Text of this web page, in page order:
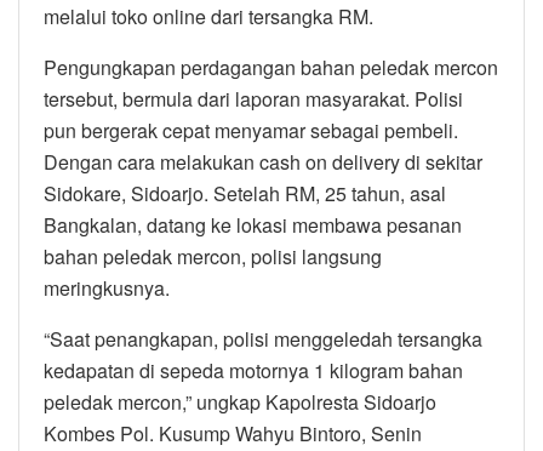
melalui toko online dari tersangka RM.
Pengungkapan perdagangan bahan peledak mercon
tersebut, bermula dari laporan masyarakat. Polisi
pun bergerak cepat menyamar sebagai pembeli.
Dengan cara melakukan cash on delivery di sekitar
Sidokare, Sidoarjo. Setelah RM, 25 tahun, asal
Bangkalan, datang ke lokasi membawa pesanan
bahan peledak mercon, polisi langsung
meringkusnya.
“Saat penangkapan, polisi menggeledah tersangka
kedapatan di sepeda motornya 1 kilogram bahan
peledak mercon,” ungkap Kapolresta Sidoarjo
Kombes Pol. Kusump Wahyu Bintoro, Senin